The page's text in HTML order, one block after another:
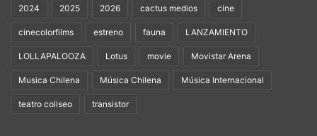
2024 2025 2026 cactus medios cine
cinecolorfilms estreno fauna LANZAMIENTO
LOLLAPALOOZA Lotus movie Movistar Arena
Musica Chilena Música Chilena Música Internacional
teatro coliseo transistor